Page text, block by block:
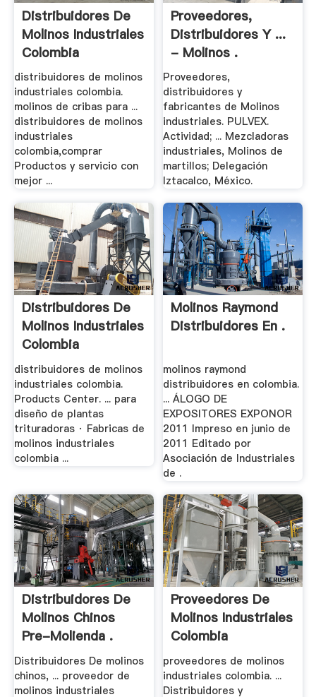
Distribuidores De
Molinos Industriales
Colombia
distribuidores de molinos
industriales colombia.
molinos de cribas para ...
distribuidores de molinos
industriales
colombia,comprar
Productos y servicio con
mejor ...
Proveedores,
Distribuidores Y ...
- Molinos .
Proveedores,
distribuidores y
fabricantes de Molinos
industriales. PULVEX.
Actividad; ... Mezcladoras
industriales, Molinos de
martillos; Delegación
Iztacalco, México.
Distribuidores De
Molinos Industriales
Colombia
distribuidores de molinos
industriales colombia.
Products Center. ... para
diseño de plantas
trituradoras · Fabricas de
molinos industriales
colombia ...
Molinos Raymond
Distribuidores En .
molinos raymond
distribuidores en colombia.
... ÁLOGO DE
EXPOSITORES EXPONOR
2011 Impreso en junio de
2011 Editado por
Asociación de Industriales
de .
Distribuidores De
Molinos Chinos
Pre-Molienda .
Distribuidores De molinos
chinos, ... proveedor de
molinos industriales
Proveedores De
Molinos Industriales
Colombia
proveedores de molinos
industriales colombia. ...
Distribuidores y